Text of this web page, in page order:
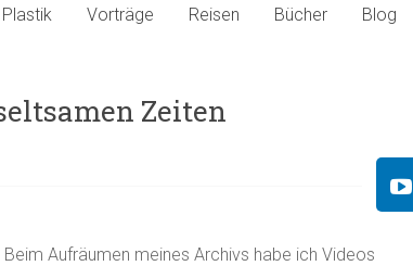
Plastik Vorträge Reisen Bücher Blog
Zeiten
Beim Aufräumen meines Archivs habe ich Videos